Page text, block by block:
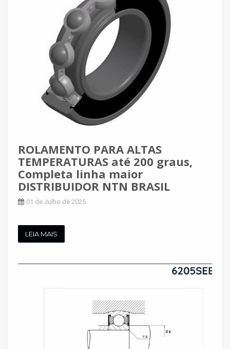
ROLAMENTO PARA ALTAS
TEMPERATURAS até 200 graus,
Completa linha maior
DISTRIBUIDOR NTN BRASIL
01 de Julho de 2025
LEIA MAIS